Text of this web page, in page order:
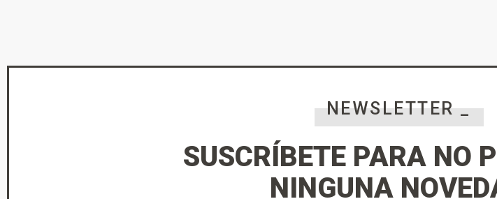
NEWSLETTER _
SUSCRÍBETE PARA NO
NINGUNA